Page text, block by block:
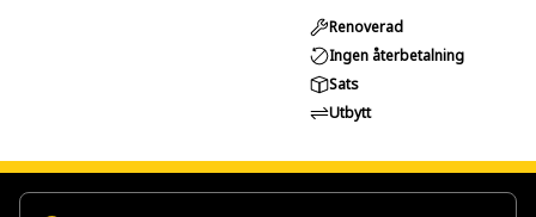
Renoverad
Ingen återbetalning
Sats
Utbytt